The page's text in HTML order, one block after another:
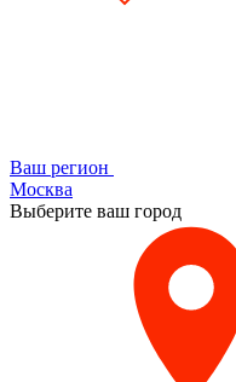
Ваш регион
Москва
Выберите ваш город